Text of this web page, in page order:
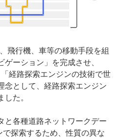
飛行機、車等の移動手段を組
ーション」を完成させ、
経路探索エンジンの技術で世
念として、経路探索エンジン
た。
各種道路ネットワークデー
探索するため、性質の異な